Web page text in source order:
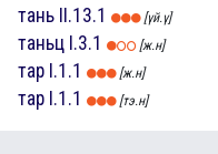
тань II.13.1 [үй.ү]
таньц I.3.1 [ж.н]
тар I.1.1 [ж.н]
тар I.1.1 [тэ.н]